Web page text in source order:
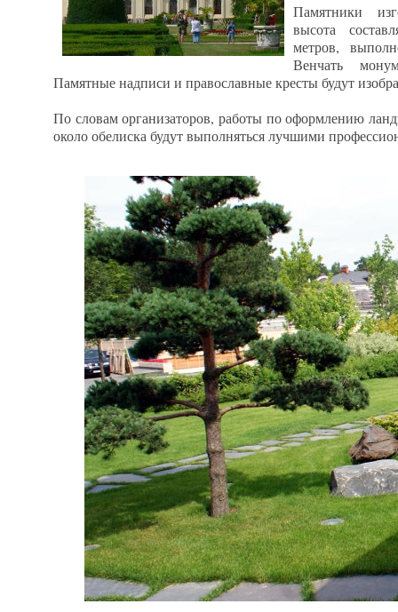
Памятники
высота
метров,
Венчать
Памятные надписи и православные кресты будут
По словам организаторов, работы по оформлению
около обелиска будут выполняться лучшими